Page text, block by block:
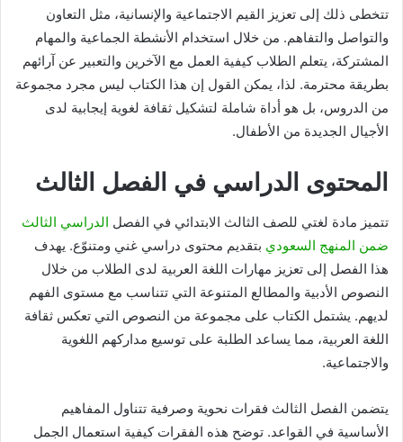
تتخطى ذلك إلى تعزيز القيم الاجتماعية والإنسانية، مثل التعاون
والتواصل والتفاهم. من خلال استخدام الأنشطة الجماعية والمهام
المشتركة، يتعلم الطلاب كيفية العمل مع الآخرين والتعبير عن آرائهم
بطريقة محترمة. لذا، يمكن القول إن هذا الكتاب ليس مجرد مجموعة
من الدروس، بل هو أداة شاملة لتشكيل ثقافة لغوية إيجابية لدى
الأجيال الجديدة من الأطفال.
المحتوى الدراسي في الفصل الثالث
تتميز مادة لغتي للصف الثالث الابتدائي في الفصل الدراسي الثالث
ضمن المنهج السعودي بتقديم محتوى دراسي غني ومتنوّع. يهدف
هذا الفصل إلى تعزيز مهارات اللغة العربية لدى الطلاب من خلال
النصوص الأدبية والمطالع المتنوعة التي تتناسب مع مستوى الفهم
لديهم. يشتمل الكتاب على مجموعة من النصوص التي تعكس ثقافة
اللغة العربية، مما يساعد الطلبة على توسيع مداركهم اللغوية
والاجتماعية.
يتضمن الفصل الثالث فقرات نحوية وصرفية تتناول المفاهيم
الأساسية في القواعد. توضح هذه الفقرات كيفية استعمال الجمل